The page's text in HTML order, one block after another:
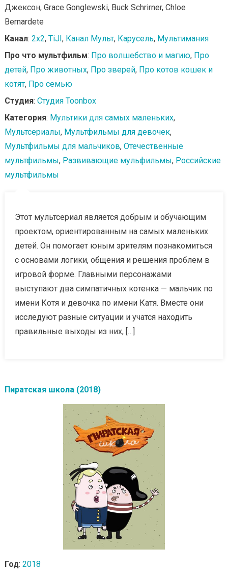
Джексон, Grace Gonglewski, Buck Schrirner, Chloe
Bernardete
Канал: 2x2, TiJI, Канал Мульт, Карусель, Мультимания
Про что мультфильм: Про волшебство и магию, Про
детей, Про животных, Про зверей, Про котов кошек и
котят, Про семью
Студия: Студия Toonbox
Категория: Мультики для самых маленьких,
Мультсериалы, Мультфильмы для девочек,
Мультфильмы для мальчиков, Отечественные
мультфильмы, Развивающие мульфильмы, Российские
мультфильмы
Этот мультсериал является добрым и обучающим
проектом, ориентированным на самых маленьких
детей. Он помогает юным зрителям познакомиться
с основами логики, общения и решения проблем в
игровой форме. Главными персонажами
выступают два симпатичных котенка — мальчик по
имени Котя и девочка по имени Катя. Вместе они
исследуют разные ситуации и учатся находить
правильные выходы из них, […]
Пиратская школа (2018)
Год: 2018